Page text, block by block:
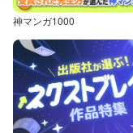
神マンガ1000